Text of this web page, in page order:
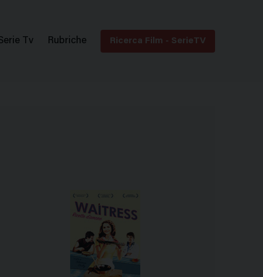
Tv Rubriche Ricerca Film - SerieTV